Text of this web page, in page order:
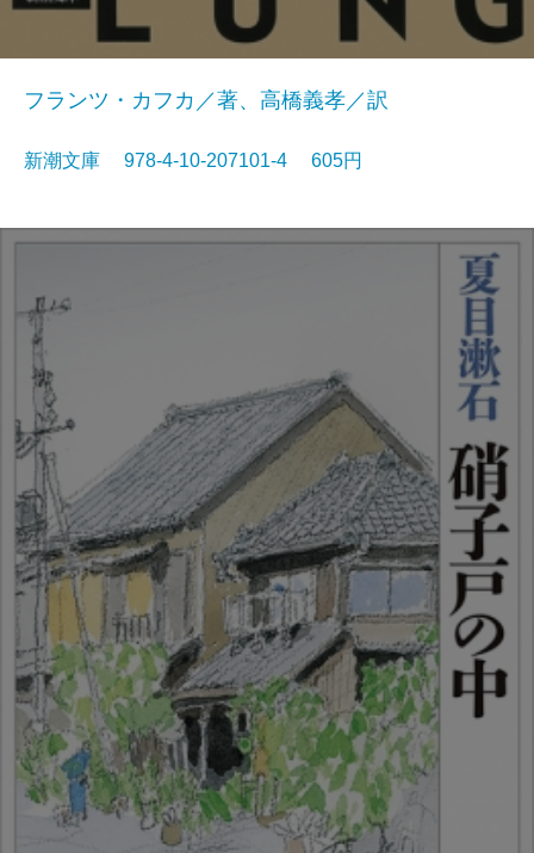
フランツ・カフカ／著、高橋義孝／訳
新潮文庫 978-4-10-207101-4 605円